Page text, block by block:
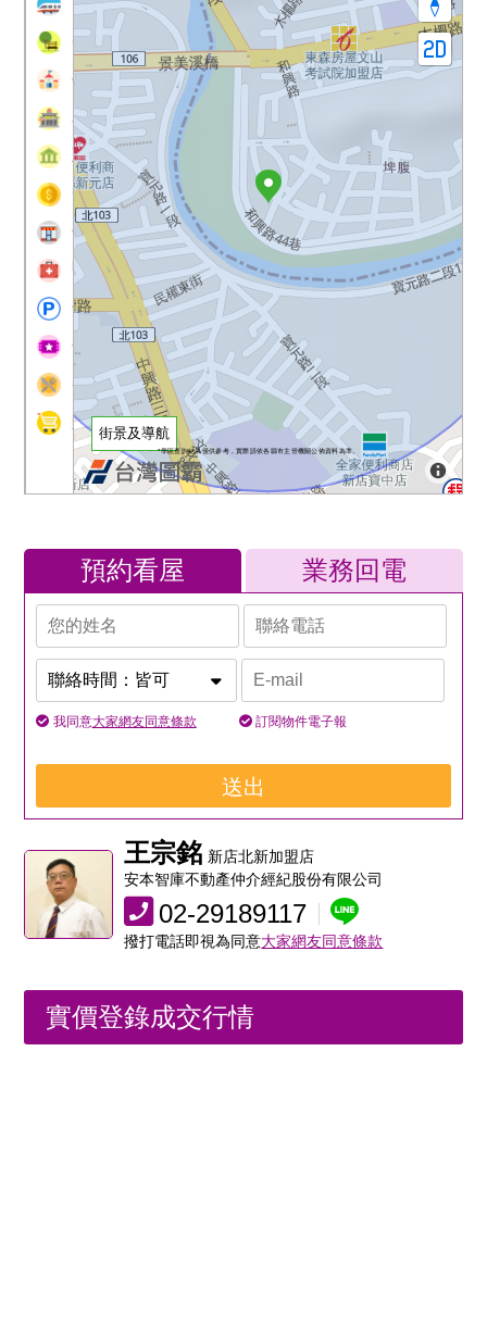
預約看屋 業務回電
我同意大家網友同意條款 訂閱物件電子報
送出
王宗銘 新店北新加盟店
安本智庫不動產仲介經紀股份有限公司
02-29189117
撥打電話即視為同意大家網友同意條款
實價登錄成交行情